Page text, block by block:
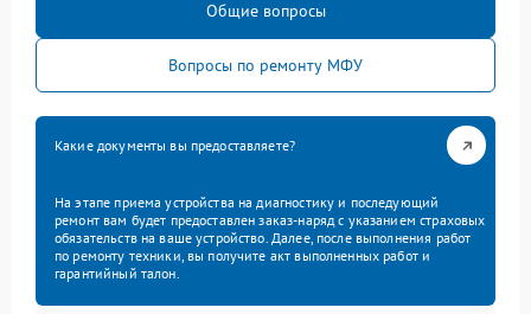
Общие вопросы
Вопросы по ремонту МФУ
Какие документы вы предоставляете?
На этапе приема устройства на диагностику и последующий
ремонт вам будет предоставлен заказ-наряд с указанием страховых
обязательств на ваше устройство. Далее, после выполнения работ
по ремонту техники, вы получите акт выполненных работ и
гарантийный талон.